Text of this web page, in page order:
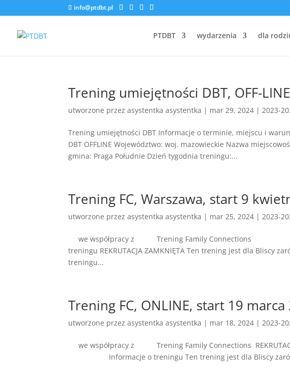
info@ptdbt.pl
PTDBT wydarzenia dla
Trening umiejętności DBT, OFF-
utworzone przezasystentka asystentka | mar 29, 2024 |2023-
Trening umiejętności DBT Informacje o terminie, miejscu i
DBT OFFLINE Województwo: woj. mazowieckie Nazwa
gmina: Praga Południe Dzień tygodnia treningu:...
Trening FC, Warszawa, start 9
utworzone przezasystentka asystentka | mar 25, 2024 |2023-
we współpracy z Trening
treningu REKRUTACJA ZAMKNIĘTA Ten trening jest dla Bliscy
treningu...
Trening FC, ONLINE, start 19 marca
utworzone przezasystentka asystentka | mar 18, 2024 |2023-
we współpracy z Trening Family
Informacje o treningu Ten trening jest dla Bliscy